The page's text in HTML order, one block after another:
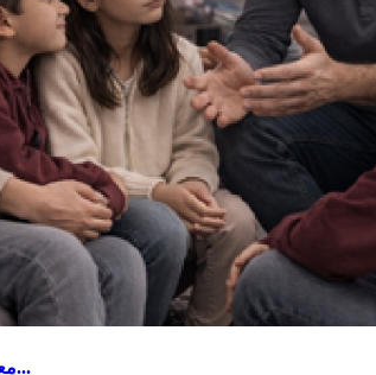
معلومات وعناوين لحالة الحرب والطوارئ التي تمر بها...